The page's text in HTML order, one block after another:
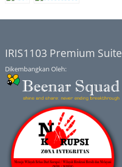
IRIS1103 Premium Suite
Dikembangkan Oleh: